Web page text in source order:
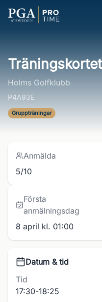
Holms Golfklubb
P4A93E
Gruppträningar
Anmälda
5/10
Första
anmälningsdag
8 april kl. 01:00
Datum & tid
Tid
17:30-18:25